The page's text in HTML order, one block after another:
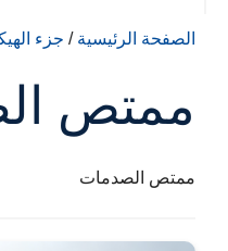
الصفحة الرئيسية / جزء
ممتص
ممتص الصدمات